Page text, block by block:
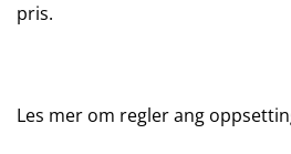
pris.
Les mer om regler ang